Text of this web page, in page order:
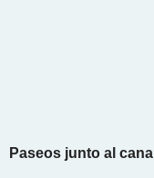
Paseos junto al canal